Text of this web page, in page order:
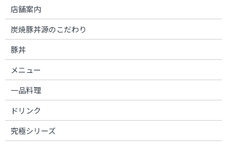
店舗案内
炭焼豚丼源のこだわり
豚丼
メニュー
一品料理
ドリンク
究極シリーズ